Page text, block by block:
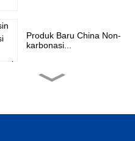
Produk Baru China Non-
karbonasi...